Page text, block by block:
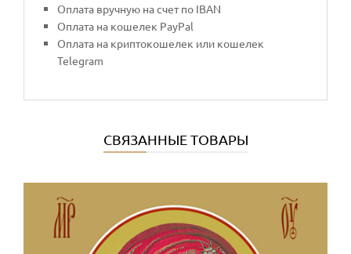
Оплата вручную на счет по IBAN
Оплата на кошелек PayPal
Оплата на криптокошелек или кошелек
Telegram
СВЯЗАННЫЕ ТОВАРЫ